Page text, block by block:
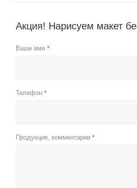
Акция! Нарисуем макет
Ваше имя *
Телефон *
Продукция, комментарии *